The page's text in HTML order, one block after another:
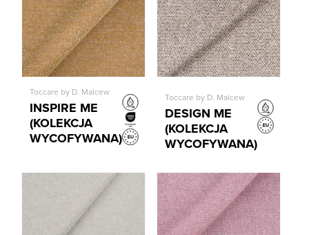
Toccare by D. Malcew
INSPIRE ME
(KOLEKCJA
WYCOFYWANA)
Toccare by D. Malcew
DESIGN ME
(KOLEKCJA
WYCOFYWANA)